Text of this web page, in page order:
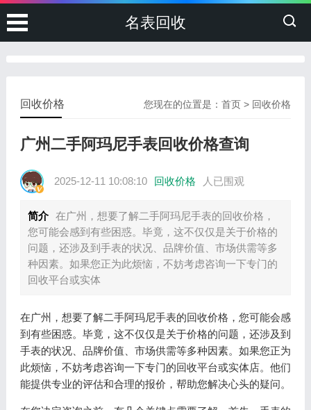
名表回收
您现在的位置是：首页 > 回收价格
回收价格
广州二手阿玛尼手表回收价格查询
2025-12-11 10:08:10 回收价格 人已围观
简介 在广州，想要了解二手阿玛尼手表的回收价格，
您可能会感到有些困惑。毕竟，这不仅仅是关于价格的
问题，还涉及到手表的状况、品牌价值、市场供需等多
种因素。如果您正为此烦恼，不妨考虑咨询一下专门的
回收平台或实体
在广州，想要了解二手阿玛尼手表的回收价格，您可能会感
到有些困惑。毕竟，这不仅仅是关于价格的问题，还涉及到
手表的状况、品牌价值、市场供需等多种因素。如果您正为
此烦恼，不妨考虑咨询一下专门的回收平台或实体店。他们
能提供专业的评估和合理的报价，帮助您解决心头的疑问。